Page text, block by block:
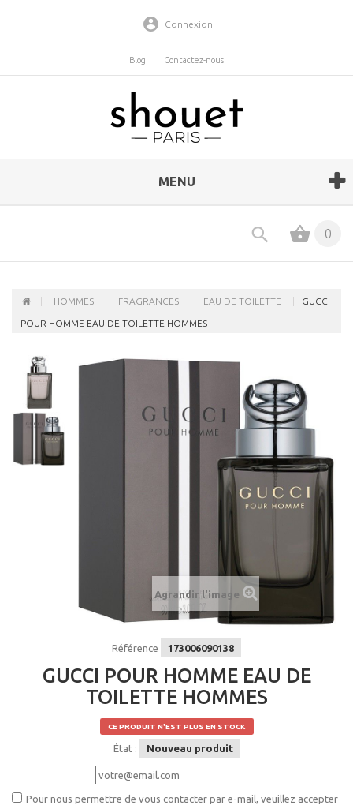
Connexion
Blog Contactez-nous
MENU
0
HOMMES FRAGRANCES EAU DE TOILETTE GUCCI
POUR HOMME EAU DE TOILETTE HOMMES
Agrandir l'image
Référence 173006090138
GUCCI POUR HOMME EAU DE
TOILETTE HOMMES
CE PRODUIT N'EST PLUS EN STOCK
État : Nouveau produit
Pour nous permettre de vous contacter par e-mail, veuillez accepter